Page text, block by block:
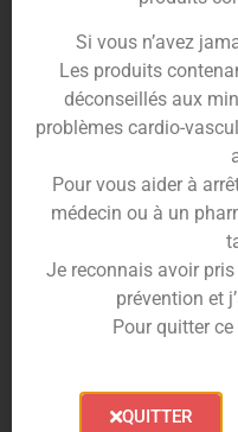
pleins de promesses
sucrée et juteuse
Composé
AFNORet garanti
Swokeest une
développe des
culture.
e-liquide Clone
PET de 50ml. Son
Si vous n’avez
Les produits
déconseillés aux
problèmes cardio-
Pour vous aider à
médecin ou à un
Je reconnais avoir
prévention et
Pour quitter
QUITTER